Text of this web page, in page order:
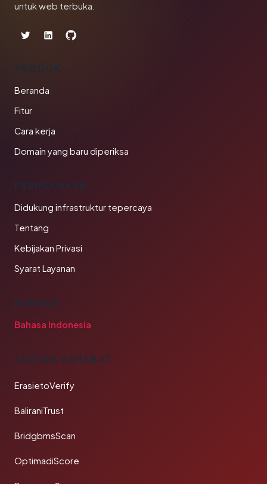
untuk web terbuka.
PRODUK
Beranda
Fitur
Cara kerja
Domain yang baru diperiksa
PERUSAHAAN
Didukung infrastruktur tepercaya
Tentang
Kebijakan Privasi
Syarat Layanan
BAHASA
Bahasa Indonesia
TAUTAN SAHABAT
ErasietoVerify
BaliraniTrust
BridgbmsScan
OptimadiScore